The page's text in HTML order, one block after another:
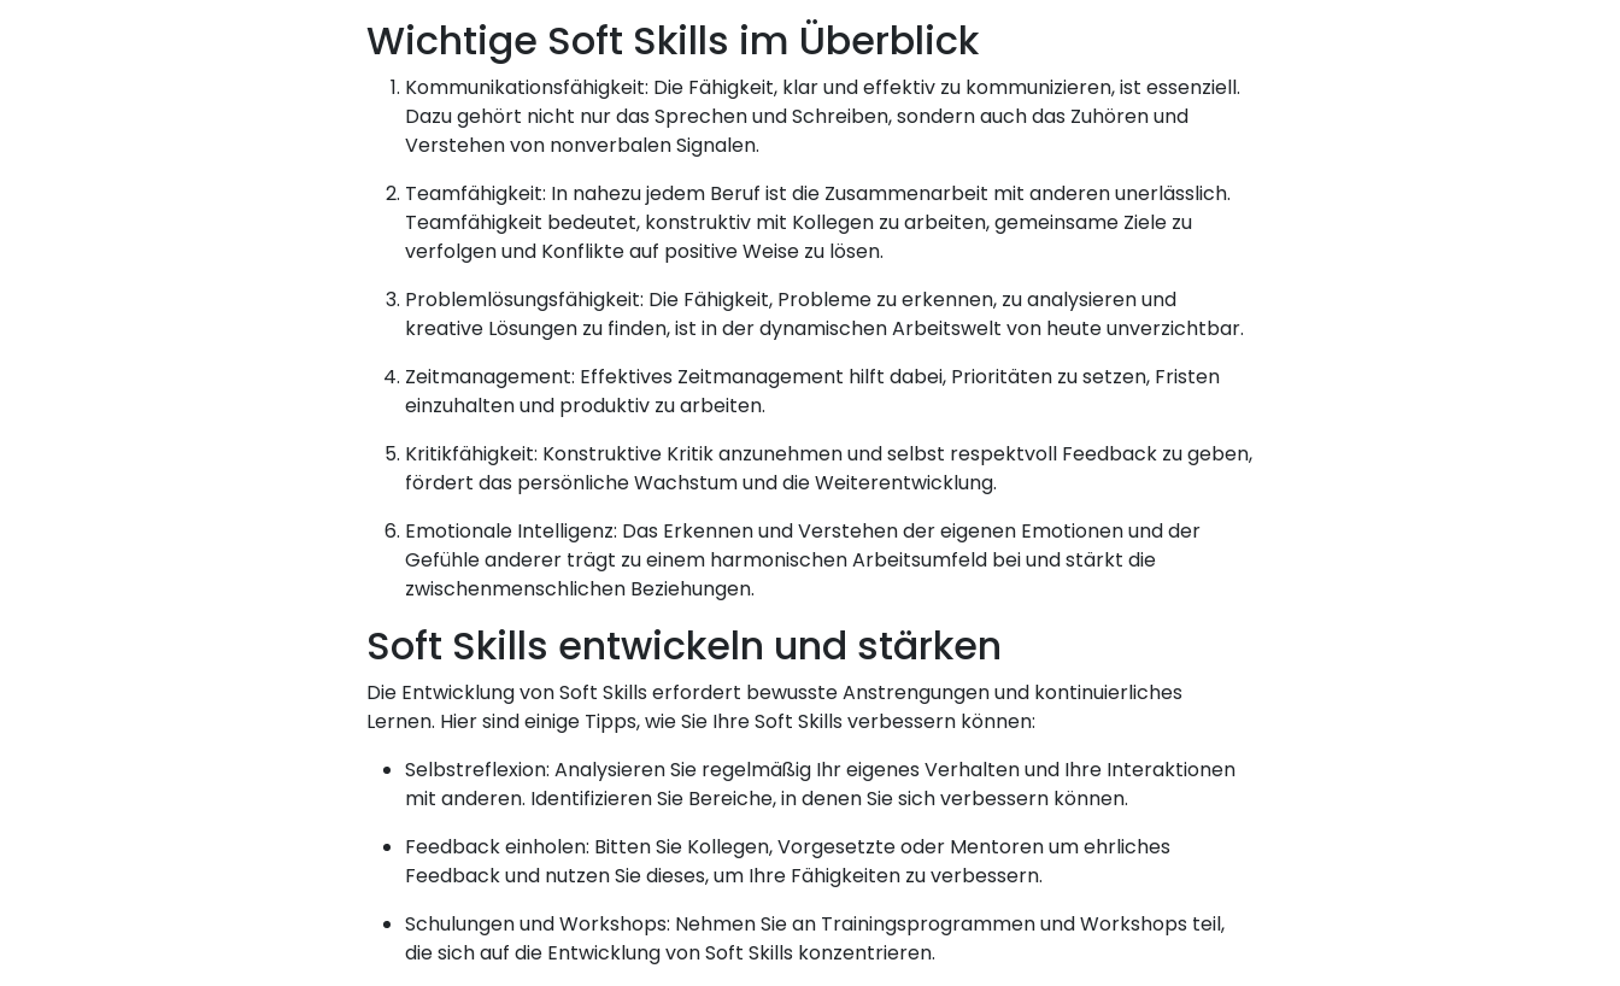
Wichtige Soft Skills im Überblick
Kommunikationsfähigkeit: Die Fähigkeit, klar und effektiv zu kommunizieren, ist essenziell.
Dazu gehört nicht nur das Sprechen und Schreiben, sondern auch das Zuhören und
Verstehen von nonverbalen Signalen.
Teamfähigkeit: In nahezu jedem Beruf ist die Zusammenarbeit mit anderen unerlässlich.
Teamfähigkeit bedeutet, konstruktiv mit Kollegen zu arbeiten, gemeinsame Ziele zu
verfolgen und Konflikte auf positive Weise zu lösen.
Problemlösungsfähigkeit: Die Fähigkeit, Probleme zu erkennen, zu analysieren und
kreative Lösungen zu finden, ist in der dynamischen Arbeitswelt von heute unverzichtbar.
Zeitmanagement: Effektives Zeitmanagement hilft dabei, Prioritäten zu setzen, Fristen
einzuhalten und produktiv zu arbeiten.
Kritikfähigkeit: Konstruktive Kritik anzunehmen und selbst respektvoll Feedback zu geben,
fördert das persönliche Wachstum und die Weiterentwicklung.
Emotionale Intelligenz: Das Erkennen und Verstehen der eigenen Emotionen und der
Gefühle anderer trägt zu einem harmonischen Arbeitsumfeld bei und stärkt die
zwischenmenschlichen Beziehungen.
Soft Skills entwickeln und stärken
Die Entwicklung von Soft Skills erfordert bewusste Anstrengungen und kontinuierliches
Lernen. Hier sind einige Tipps, wie Sie Ihre Soft Skills verbessern können:
Selbstreflexion: Analysieren Sie regelmäßig Ihr eigenes Verhalten und Ihre Interaktionen
mit anderen. Identifizieren Sie Bereiche, in denen Sie sich verbessern können.
Feedback einholen: Bitten Sie Kollegen, Vorgesetzte oder Mentoren um ehrliches
Feedback und nutzen Sie dieses, um Ihre Fähigkeiten zu verbessern.
Schulungen und Workshops: Nehmen Sie an Trainingsprogrammen und Workshops teil,
die sich auf die Entwicklung von Soft Skills konzentrieren.